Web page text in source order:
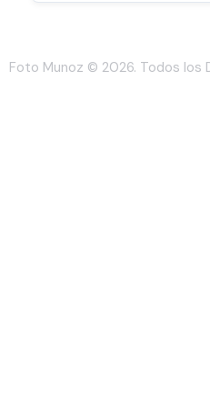
Foto Munoz © 2026. Todos los